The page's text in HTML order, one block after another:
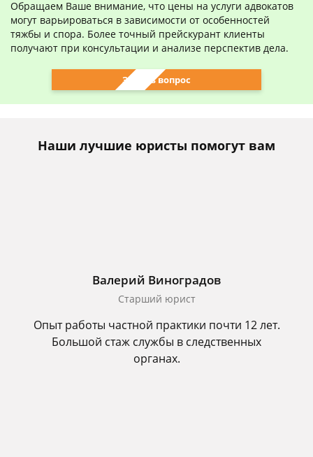
Обращаем Ваше внимание, что цены на услуги адвокатов
могут варьироваться в зависимости от особенностей
тяжбы и спора. Более точный прейскурант клиенты
получают при консультации и анализе перспектив дела.
Задать вопрос
Наши лучшие юристы помогут вам
Валерий Виноградов
Старший юрист
Опыт работы частной практики почти 12 лет.
Большой стаж службы в следственных
органах.